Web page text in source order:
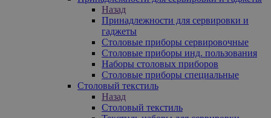
Назад
Принадлежности для сервировки и
гаджеты
Столовые приборы сервировочные
Столовые приборы инд. пользования
Наборы столовых приборов
Столовые приборы специальные
Столовый текстиль
Назад
Столовый текстиль